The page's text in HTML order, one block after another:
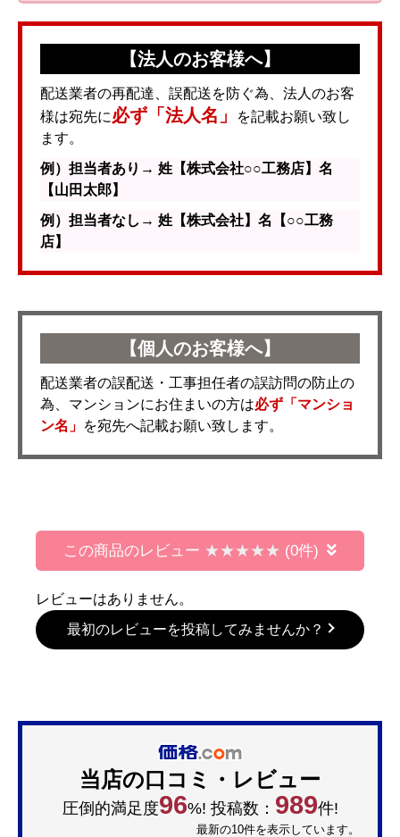
【法人のお客様へ】
配送業者の再配達、誤配送を防ぐ為、法人のお客
様は宛先に必ず「法人名」
を記載お願い致し
ます。
例）担当者あり→ 姓【株式会社○○工務店】名
【山田太郎】
例）担当者なし→ 姓【株式会社】名【○○工務
店】
【個人のお客様へ】
配送業者の誤配送・工事担任者の誤訪問の防止の
為、マンションにお住まいの方は必ず「マンショ
ン名」 を宛先へ記載お願い致します。
この商品のレビュー (0件)
レビューはありません。
最初のレビューを投稿してみませんか？
当店の口コミ・レビュー
圧倒的満足度96%! 投稿数： 989件!
最新の10件を表示しています。